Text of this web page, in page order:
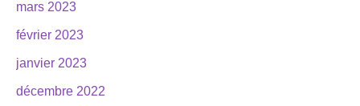
mars 2023
février 2023
janvier 2023
décembre 2022